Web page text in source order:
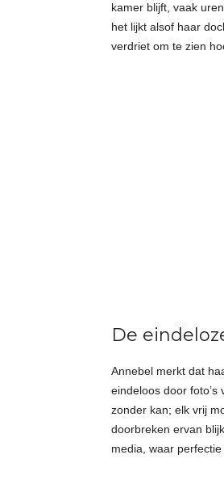
kamer blijft, vaak
het lijkt alsof haar
verdriet om te zien
De
Annebel merkt dat
eindeloos door
zonder kan; elk vrij
doorbreken ervan
media, waar